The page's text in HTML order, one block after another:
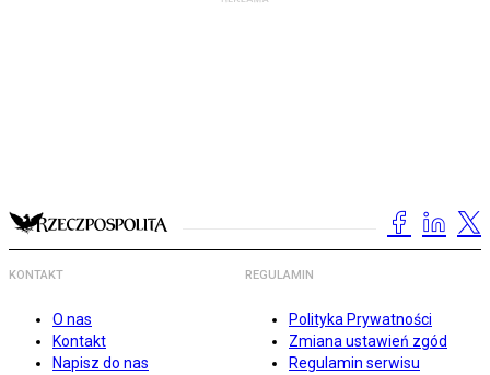
KONTAKT
O nas
Kontakt
Napisz do nas
REGULAMIN
Polityka Prywatności
Zmiana ustawień zgód
Regulamin serwisu